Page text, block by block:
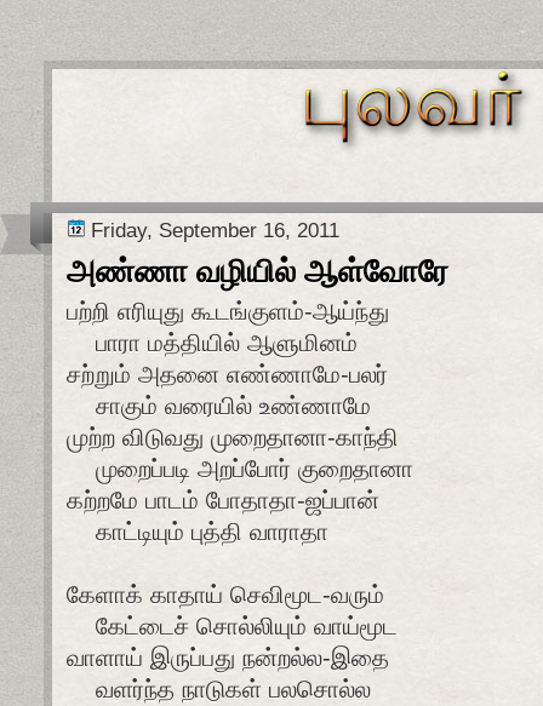
Friday, September 16, 2011
அண்ணா வழியில் ஆள்வோரே
பற்றி எரியுது கூடங்குளம்-ஆய்ந்து
பாரா மத்தியில் ஆளுமினம்
சற்றும் அதனை எண்ணாமே-பலர்
சாகும் வரையில் உண்ணாமே
முற்ற விடுவது முறைதானா-காந்தி
முறைப்படி அறப்போர் குறைதானா
கற்றமே பாடம் போதாதா-ஜப்பான்
காட்டியும் புத்தி வாராதா
கேளாக் காதாய் செவிமூட-வரும்
கேட்டைச் சொல்லியும் வாய்மூட
வாளாய் இருப்பது நன்றல்ல-இதை
வளர்ந்த நாடுகள் பலசொல்ல